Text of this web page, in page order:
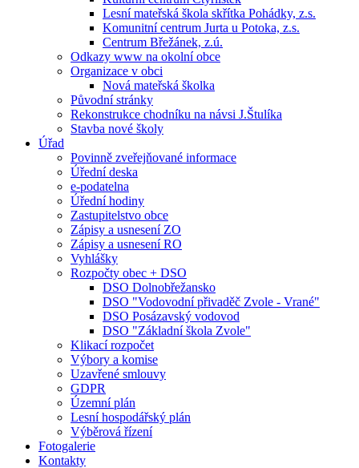
Lesní mateřská škola skřítka Pohádky, z.s.
Komunitní centrum Jurta u Potoka, z.s.
Centrum Břežánek, z.ú.
Odkazy www na okolní obce
Organizace v obci
Nová mateřská školka
Původní stránky
Rekonstrukce chodníku na návsi J.Štulíka
Stavba nové školy
Úřad
Povinně zveřejňované informace
Úřední deska
e-podatelna
Úřední hodiny
Zastupitelstvo obce
Zápisy a usnesení ZO
Zápisy a usnesení RO
Vyhlášky
Rozpočty obec + DSO
DSO Dolnobřežansko
DSO "Vodovodní přivaděč Zvole - Vrané"
DSO Posázavský vodovod
DSO "Základní škola Zvole"
Klikací rozpočet
Výbory a komise
Uzavřené smlouvy
GDPR
Územní plán
Lesní hospodářský plán
Výběrová řízení
Fotogalerie
Kontakty